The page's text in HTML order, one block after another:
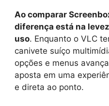
Ao comparar
diferença está na
uso. Enquanto o VLC
canivete suíço
opções e menus
aposta em uma
e direta ao ponto.